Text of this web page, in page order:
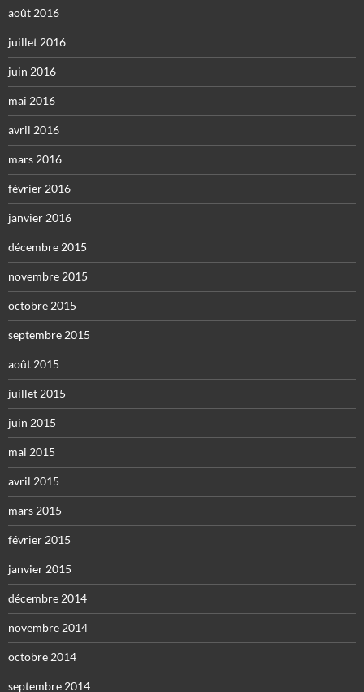
août 2016
juillet 2016
juin 2016
mai 2016
avril 2016
mars 2016
février 2016
janvier 2016
décembre 2015
novembre 2015
octobre 2015
septembre 2015
août 2015
juillet 2015
juin 2015
mai 2015
avril 2015
mars 2015
février 2015
janvier 2015
décembre 2014
novembre 2014
octobre 2014
septembre 2014